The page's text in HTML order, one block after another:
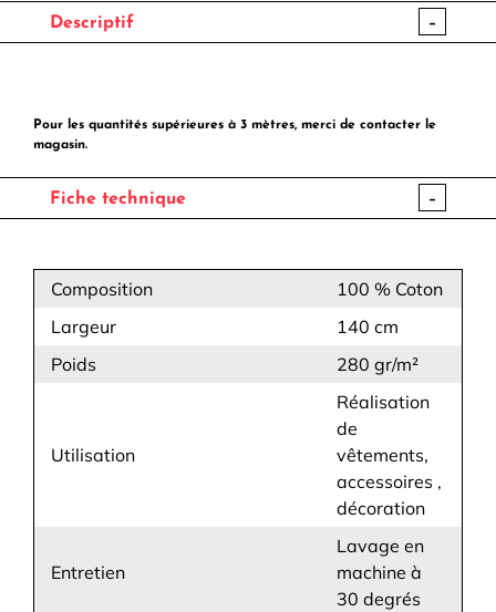
Descriptif -
Pour les quantités supérieures à 3 mètres, merci de contacter le
magasin.
Fiche technique -
Composition
100 % Coton
Largeur
140 cm
Poids
280 gr/m²
Utilisation
Réalisation
de
vêtements,
accessoires ,
décoration
Entretien
Lavage en
machine à
30 degrés